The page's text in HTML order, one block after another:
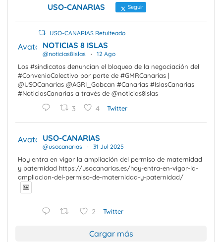
USO-CANARIAS Seguir
USO-CANARIAS Retuiteado
Avatar NOTICIAS 8 ISLAS
@noticias8islas · 12 Ago
Los #sindicatos denuncian el bloqueo de la negociación del
#ConvenioColectivo por parte de #GMRCanarias |
@USOCanarias @AGRI_Gobcan #Canarias #IslasCanarias
#NoticiasCanarias a través de @noticias8islas
3 4 Twitter
Avatar USO-CANARIAS
@usocanarias · 31 Jul 2025
Hoy entra en vigor la ampliación del permiso de maternidad
y paternidad https://usocanarias.es/hoy-entra-en-vigor-la-
ampliacion-del-permiso-de-maternidad-y-paternidad/
2 Twitter
Cargar más